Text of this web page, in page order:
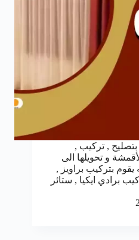
, تركيب ,
و تحويلها الى
يقوم بتركيب براويز ,
برادي ايكيا , ستائر